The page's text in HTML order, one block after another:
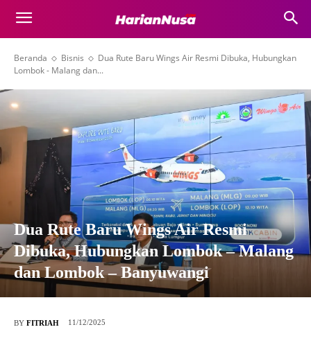
Beranda Bisnis
Dua Rute Baru Wings Air Resmi Dibuka, Hubungkan
Lombok - Malang dan...
Dua Rute Baru Wings Air Resmi
Dibuka, Hubungkan Lombok – Malang
dan Lombok – Banyuwangi
BY FITRIAH 11/12/2025